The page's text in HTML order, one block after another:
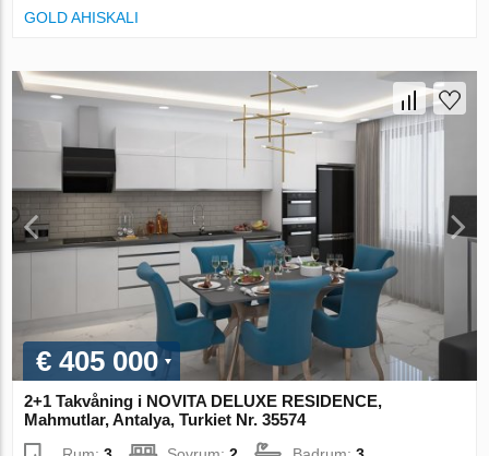
GOLD AHISKALI
€ 405 000
2+1 Takvåning i NOVITA DELUXE RESIDENCE,
Mahmutlar, Antalya, Turkiet Nr. 35574